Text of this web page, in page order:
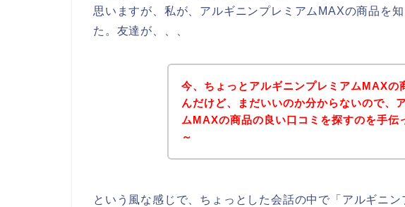
思いますが、私が、アルギニンプレミアムMAXの商品を
た。友達が、、、
今、ちょっとアルギニンプレミアムMAXの
んだけど、まだいいのか分からないので、
ムMAXの商品の良い口コミを探すのを手伝
～
という風な感じで、ちょっとした会話の中で「アルギニ